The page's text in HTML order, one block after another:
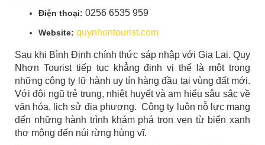
Điện thoại: 0256 6535 959
Website: quynhontourist.com
Sau khi Bình Định chính thức sáp nhập với Gia Lai. Quy
Nhơn Tourist tiếp tục khẳng định vị thế là một trong
những công ty lữ hành uy tín hàng đầu tại vùng đất mới.
Với đội ngũ trẻ trung, nhiệt huyết và am hiểu sâu sắc về
văn hóa, lịch sử địa phương. Công ty luôn nỗ lực mang
đến những hành trình khám phá trọn vẹn từ biển xanh
thơ mộng đến núi rừng hùng vĩ.